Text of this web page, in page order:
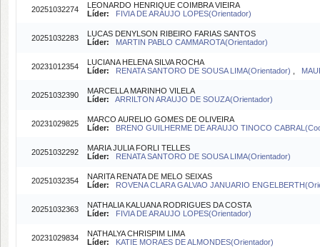
20251032274
LEONARDO HENRIQUE COIMBRA VIEIRA
Líder:
FIVIA DE ARAUJO LOPES(Orientador)
20251032283
LUCAS DENYLSON RIBEIRO FARIAS SANTOS
Líder:
MARTIN PABLO CAMMAROTA(Orientador)
20231012354
LUCIANA HELENA SILVA ROCHA
Líder:
RENATA SANTORO DE SOUSA LIMA(Orientador)
20251032390
MARCELLA MARINHO VILELA
Líder:
ARRILTON ARAUJO DE SOUZA(Orientador)
20231029825
MARCO AURELIO GOMES DE OLIVEIRA
Líder:
BRENO GUILHERME DE ARAUJO TINOCO
20251032292
MARIA JULIA FORLI TELLES
Líder:
RENATA SANTORO DE SOUSA LIMA(Orientador)
20251032354
NARITA RENATA DE MELO SEIXAS
Líder:
ROVENA CLARA GALVAO JANUARIO
20251032363
NATHALIA KALUANA RODRIGUES DA COSTA
Líder:
FIVIA DE ARAUJO LOPES(Orientador)
20231029834
NATHALYA CHRISPIM LIMA
Líder:
KATIE MORAES DE ALMONDES(Orientador)